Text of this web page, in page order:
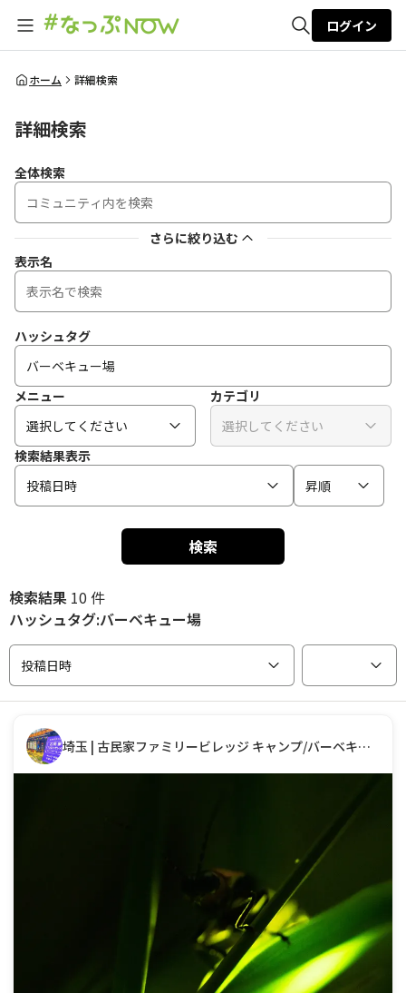
全体検索
ログイン
ホーム 詳細検索
詳細検索
全体検索
さらに絞り込む
表示名
ハッシュタグ
メニュー
カテゴリ
選択してください
選択してください
検索結果表示
投稿日時
昇順
検索
検索結果 10 件
ハッシュタグ:バーベキュー場
投稿日時
埼玉 | 古民家ファミリービレッジ キャンプ/バーベキュー場